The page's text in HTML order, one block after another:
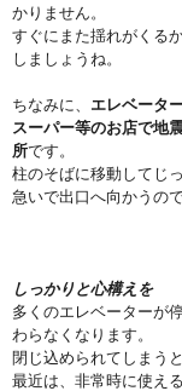
かりません。
すぐにまた揺れがくる
しましょうね。
ちなみに、 エレベータ
スーパー等のお店で地
所です。
柱のそばに移動してじ
急いで出口へ向かうの
しっかりと心構えを
多くのエレベーターが
わらなくなります。
閉じ込められてしまう
最近は、 非常時に使え